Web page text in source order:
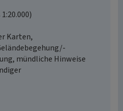
Karten,
mündliche Hinweise